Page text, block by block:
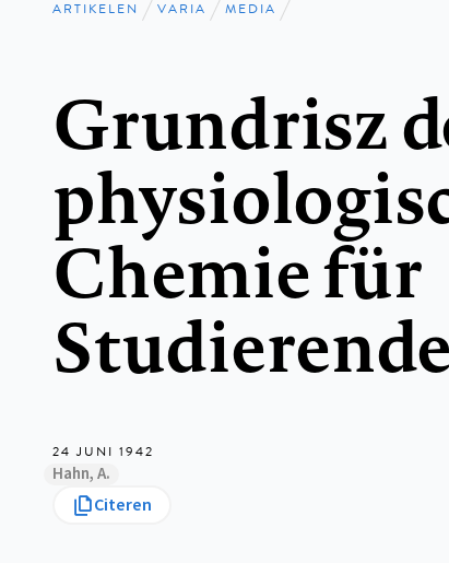
Kruimelpad
ARTIKELEN VARIA MEDIA
Grundrisz
Chemie für
Studierende
24 JUNI 1942
Hahn, A.
Citeren